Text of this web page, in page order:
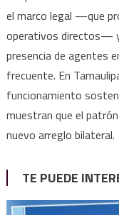
el marco legal —que
operativos directos— y
presencia de agentes
frecuente. En
funcionamiento
muestran que el
nuevo arreglo bilateral.
TE PUEDE